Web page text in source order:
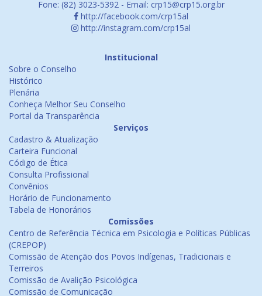
Fone: (82) 3023-5392 - Email: crp15@crp15.org.br
http://facebook.com/crp15al
http://instagram.com/crp15al
Institucional
Sobre o Conselho
Histórico
Plenária
Conheça Melhor Seu Conselho
Portal da Transparência
Serviços
Cadastro & Atualização
Carteira Funcional
Código de Ética
Consulta Profissional
Convênios
Horário de Funcionamento
Tabela de Honorários
Comissões
Centro de Referência Técnica em Psicologia e Políticas Públicas
(CREPOP)
Comissão de Atenção dos Povos Indígenas, Tradicionais e
Terreiros
Comissão de Avalição Psicológica
Comissão de Comunicação